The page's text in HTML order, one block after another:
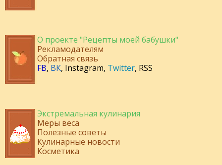
О проекте "Рецепты моей бабушки"
Рекламодателям
Обратная связь
FB, ВК, Instagram, Twitter, RSS
Экстремальная кулинария
Меры веса
Полезные советы
Кулинарные новости
Косметика